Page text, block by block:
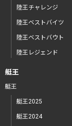
陸王チャレンジ
陸王ベストバイツ
陸王ベストバウト
陸王レジェンド
艇王
艇王
艇王2025
艇王2024